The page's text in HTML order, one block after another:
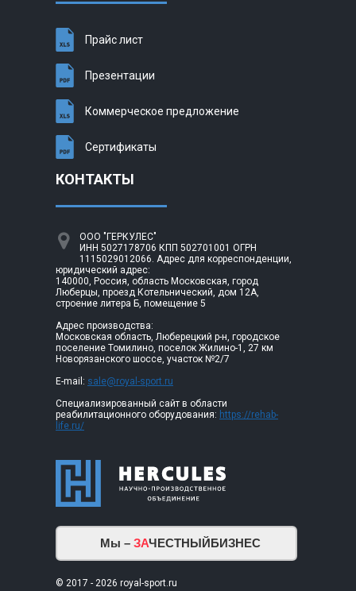
Прайс лист
Презентации
Коммерческое предложение
Сертификаты
КОНТАКТЫ
ООО "ГЕРКУЛЕС"
ИНН 5027178706 КПП 502701001 ОГРН
1115029012066. Адрес для корреспонденции,
юридический адрес:
140000, Россия, область Московская, город
Люберцы, проезд Котельнический, дом 12А,
строение литера Б, помещение 5
Адрес производства:
Московская область, Люберецкий р-н, городское
поселение Томилино, поселок Жилино-1, 27 км
Новорязанского шоссе, участок №2/7
E-mail: sale@royal-sport.ru
Специализированный сайт в области
реабилитационного оборудования: https://rehab-
life.ru/
Мы – ЗАЧЕСТНЫЙБИЗНЕС
© 2017 - 2026 royal-sport.ru